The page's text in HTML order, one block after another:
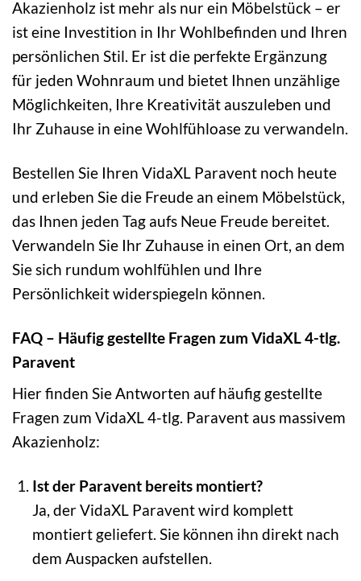
Akazienholz ist mehr als nur ein Möbelstück – er
ist eine Investition in Ihr Wohlbefinden und Ihren
persönlichen Stil. Er ist die perfekte Ergänzung
für jeden Wohnraum und bietet Ihnen unzählige
Möglichkeiten, Ihre Kreativität auszuleben und
Ihr Zuhause in eine Wohlfühloase zu verwandeln.
Bestellen Sie Ihren VidaXL Paravent noch heute
und erleben Sie die Freude an einem Möbelstück,
das Ihnen jeden Tag aufs Neue Freude bereitet.
Verwandeln Sie Ihr Zuhause in einen Ort, an dem
Sie sich rundum wohlfühlen und Ihre
Persönlichkeit widerspiegeln können.
FAQ – Häufig gestellte Fragen zum VidaXL 4-tlg.
Paravent
Hier finden Sie Antworten auf häufig gestellte
Fragen zum VidaXL 4-tlg. Paravent aus massivem
Akazienholz:
Ist der Paravent bereits montiert?
Ja, der VidaXL Paravent wird komplett
montiert geliefert. Sie können ihn direkt nach
dem Auspacken aufstellen.